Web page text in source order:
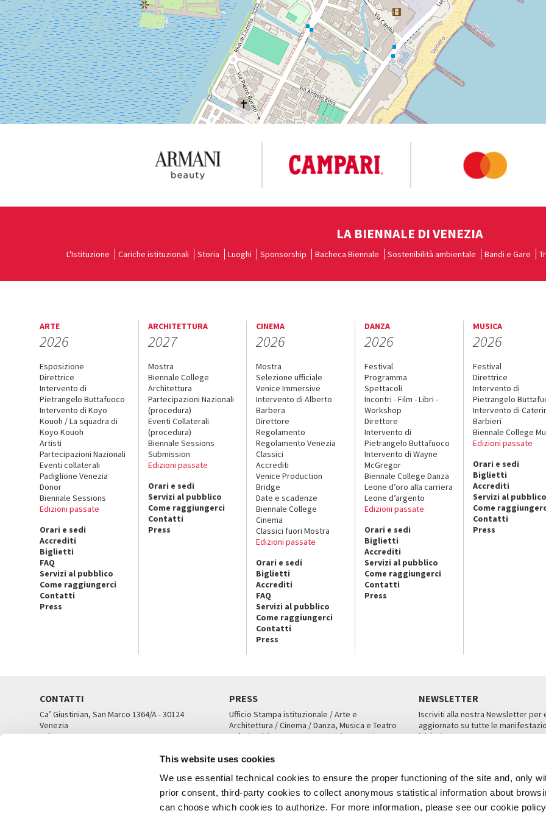
This website uses cookies
We use essential technical cookies to ensure the proper functioning of the site and, only
prior consent, third-party cookies to collect anonymous statistical information about
can choose which cookies to authorize. For more information, please see our cookie
LA BIENNALE DI VENEZIA
L'Istituzione Cariche istituzionali Storia Luoghi Sponsorship Bacheca Biennale Sostenibilità ambientale Bandi e Gare
ARTE
2026
Esposizione
Direttrice
Intervento di
Pietrangelo Buttafuoco
Intervento di Koyo
Kouoh / La squadra di
Koyo Kouoh
Artisti
Partecipazioni Nazionali
Eventi collaterali
Padiglione Venezia
Donor
Biennale Sessions
Edizioni passate
Orari e sedi
Accrediti
Biglietti
FAQ
Servizi al pubblico
Come raggiungerci
Contatti
Press
ARCHITETTURA
2027
Mostra
Biennale College
Architettura
Partecipazioni Nazionali
(procedura)
Eventi Collaterali
(procedura)
Biennale Sessions
Submission
Edizioni passate
Orari e sedi
Servizi al pubblico
Come raggiungerci
Contatti
Press
CINEMA
2026
Mostra
Selezione ufficiale
Venice Immersive
Intervento di Alberto
Barbera
Direttore
Regolamento
Regolamento Venezia
Classici
Accrediti
Venice Production
Bridge
Date e scadenze
Biennale College
Cinema
Classici fuori Mostra
Edizioni passate
Orari e sedi
Biglietti
Accrediti
FAQ
Servizi al pubblico
Come raggiungerci
Contatti
Press
DANZA
2026
Festival
Programma
Spettacoli
Incontri - Film - Libri -
Workshop
Direttore
Intervento di
Pietrangelo Buttafuoco
Intervento di Wayne
McGregor
Biennale College Danza
Leone d’oro alla carriera
Leone d’argento
Edizioni passate
Orari e sedi
Biglietti
Accrediti
Servizi al pubblico
Come raggiungerci
Contatti
Press
MUSICA
2026
Festival
Direttrice
Intervento di
Pietrangelo
Intervento di
Barbieri
Biennale College
Edizioni passate
Orari e sedi
Biglietti
Accrediti
Servizi al pubblico
Come
Contatti
Press
CONTATTI
Ca’ Giustinian, San Marco 1364/A - 30124
Venezia
Tel. 041 5218711
PRESS
Ufficio Stampa istituzionale / Arte e
Architettura / Cinema / Danza, Musica e Teatro
Ca’ Giustinian, San Marco 1364/A, Venezia
UFFICI STAMPA
NEWSLETTER
Iscriviti alla nostra Newsletter per
aggiornato su tutte le
iniziative.